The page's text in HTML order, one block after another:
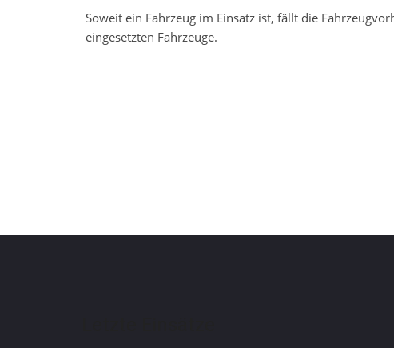
Soweit ein Fahrzeug im Einsatz ist, fällt die
eingesetzten Fahrzeuge.